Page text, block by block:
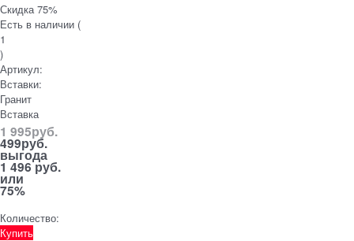
Скидка 75%
Есть в наличии (
1
)
Артикул:
Вставки:
Гранит
Вставка
1 995руб.
499руб.
выгода
1 496 руб.
или
75%
Количество:
Купить